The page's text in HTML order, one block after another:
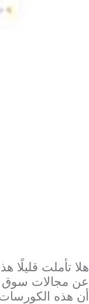
هلا تأملت قليلًا
عن مجالات سوق
أن هذه